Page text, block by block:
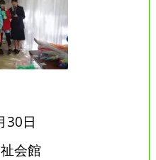
30日
会館